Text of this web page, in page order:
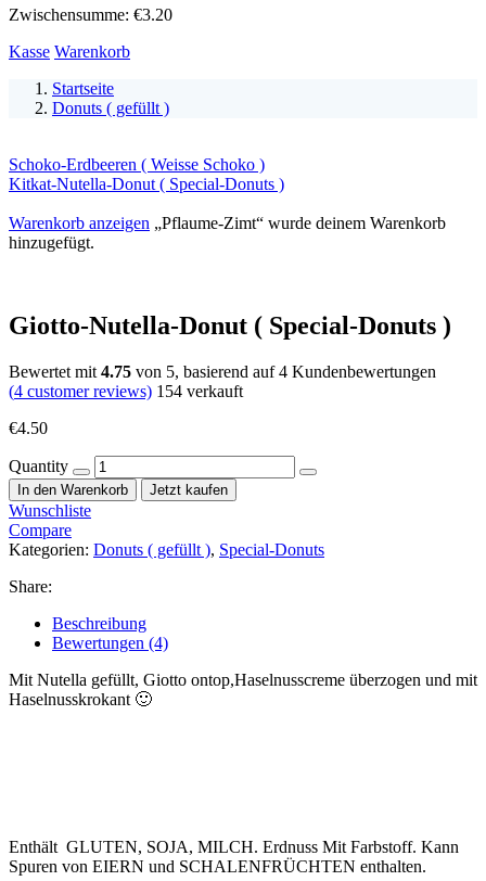
Zwischensumme: €3.20
Kasse Warenkorb
Startseite
Donuts ( gefüllt )
Schoko-Erdbeeren ( Weisse Schoko )
Kitkat-Nutella-Donut ( Special-Donuts )
Warenkorb anzeigen „Pflaume-Zimt“ wurde deinem Warenkorb
hinzugefügt.
Giotto-Nutella-Donut ( Special-Donuts )
Bewertet mit 4.75 von 5, basierend auf4 Kundenbewertungen
(4 customer reviews) 154 verkauft
€4.50
Quantity
In den Warenkorb Jetzt kaufen
Wunschliste
Compare
Kategorien: Donuts ( gefüllt ), Special-Donuts
Share:
Beschreibung
Bewertungen (4)
Mit Nutella gefüllt, Giotto ontop,Haselnusscreme überzogen und mit
Haselnusskrokant 🙂
Enthält GLUTEN, SOJA, MILCH. Erdnuss Mit Farbstoff. Kann
Spuren von EIERN und SCHALENFRÜCHTEN enthalten.